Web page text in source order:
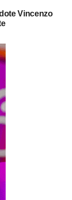
Vincenzo